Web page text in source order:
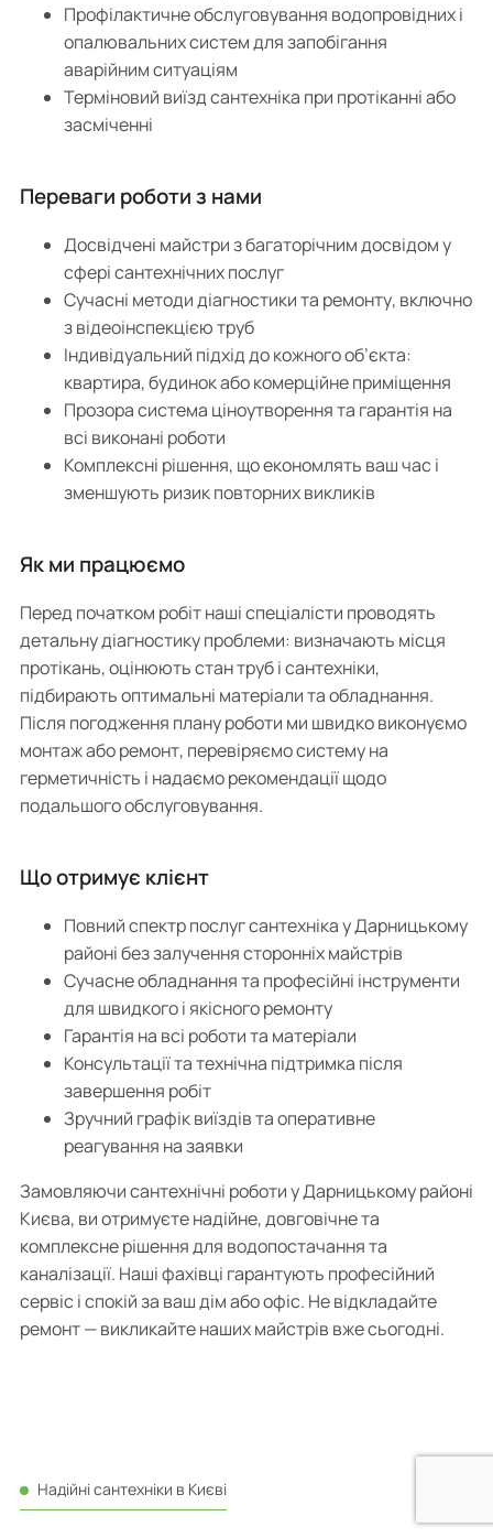
Профілактичне обслуговування водопровідних і
опалювальних систем для запобігання
аварійним ситуаціям
Терміновий виїзд сантехніка при протіканні або
засміченні
Переваги роботи з нами
Досвідчені майстри з багаторічним досвідом у
сфері сантехнічних послуг
Сучасні методи діагностики та ремонту, включно
з відеоінспекцією труб
Індивідуальний підхід до кожного об’єкта:
квартира, будинок або комерційне приміщення
Прозора система ціноутворення та гарантія на
всі виконані роботи
Комплексні рішення, що економлять ваш час і
зменшують ризик повторних викликів
Як ми працюємо
Перед початком робіт наші спеціалісти проводять
детальну діагностику проблеми: визначають місця
протікань, оцінюють стан труб і сантехніки,
підбирають оптимальні матеріали та обладнання.
Після погодження плану роботи ми швидко виконуємо
монтаж або ремонт, перевіряємо систему на
герметичність і надаємо рекомендації щодо
подальшого обслуговування.
Що отримує клієнт
Повний спектр послуг сантехніка у Дарницькому
районі без залучення сторонніх майстрів
Сучасне обладнання та професійні інструменти
для швидкого і якісного ремонту
Гарантія на всі роботи та матеріали
Консультації та технічна підтримка після
завершення робіт
Зручний графік виїздів та оперативне
реагування на заявки
Замовляючи сантехнічні роботи у Дарницькому районі
Києва, ви отримуєте надійне, довговічне та
комплексне рішення для водопостачання та
каналізації. Наші фахівці гарантують професійний
сервіс і спокій за ваш дім або офіс. Не відкладайте
ремонт — викликайте наших майстрів вже сьогодні.
Надійні сантехніки в Києві